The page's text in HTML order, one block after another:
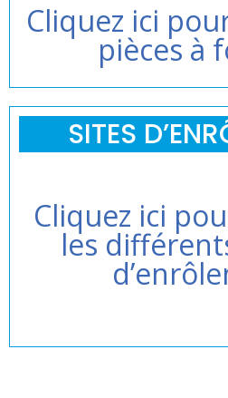
Cliquez ici
pièces à
SITES
Cliquez ici
les